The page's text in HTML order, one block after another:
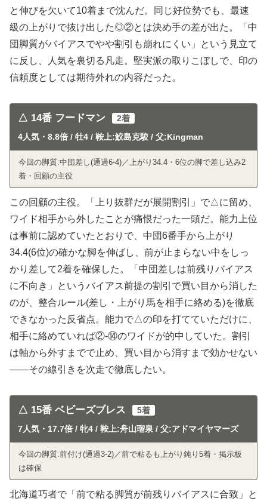
と伸びを欠いて10着まで沈んだ。同じ好位勢でも、最速
級の上がりで抜け出した◎②とは決め手の差が出た。「中
団脚質がバイアスでやや割引も崩れにくい」という見立て
に反し、人気を裏切る凡走。堅実派の取りこぼしで、印の
信頼度としては期待外れの内容だった。
△ 14番 フードマン
2着
4人気・8.8倍 / 牡4 / 鞍上:鮫島克駿 / 父:Kingman
今回の脚質:中団差し(通過6-4)／上がり34.4・6位の脚で差し込み2
着・回顧の主役
この回顧の主役。「上り抜群だが展開割引」で△に留め、
ワイド相手から外したことが痛恨だった一頭だ。能力上位
は事前に認めていたとおりで、中団6番手から上がり
34.4(6位)の確かな脚を伸ばし、前が止まらない中をしっ
かり差して2着を確保した。「中団差しは前残りバイアス
に不向き」というバイアス前提の割引で買い目から消した
のが、整合ルール(差し・上がり馬を相手に絡める)を徹底
できなかった反省点。能力で△の印を打てていただけに、
相手に絡めていれば②-⑭のワイドが的中していた。割引
は軸から外すまでで止め、買い目から消すまで効かせない
——その線引きを次走で徹底したい。
△ 15番 ベビーズブレス
5着
7人気・17.7倍 / 牝4 / 鞍上:舟山瑠泉 / 父:アドマイヤマーズ
今回の脚質:前付け(通過3-2)／前で粘るも上がり鈍り5着・掲示板
は確保
北海道巧者で「前で粘る脚質が前残りバイアスに合致」と